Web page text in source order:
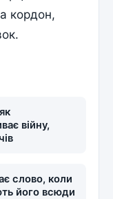
кордон,
війну,
слово, коли
його всюди